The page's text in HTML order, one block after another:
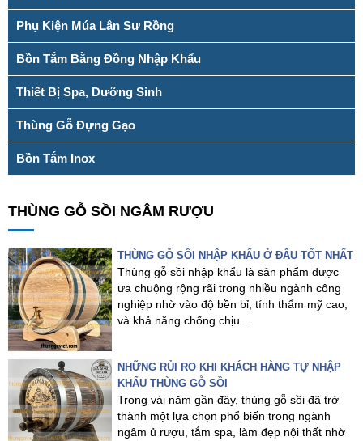
Phụ Kiện Múa Lân Sư Rồng
Bồn Tắm Bằng Đồng Nhập Khẩu
Thiết Bị Spa, Dưỡng Sinh
Thùng Gỗ Đựng Gạo
Bồn Tắm Inox
THÙNG GỖ SỒI NGÂM RƯỢU
THÙNG GỖ SỒI NHẬP KHẨU Ở ĐÂU TỐT NHẤT
Thùng gỗ sồi nhập khẩu là sản phẩm được
ưa chuộng rộng rãi trong nhiều ngành công
nghiệp nhờ vào độ bền bỉ, tính thẩm mỹ cao,
và khả năng chống chịu...
NHỮNG RỦI RO KHI KHÁCH HÀNG TỰ NHẬP
KHẨU THÙNG GỖ SỒI
Trong vài năm gần đây, thùng gỗ sồi đã trở
thành một lựa chọn phổ biến trong ngành
ngâm ủ rượu, tắm spa, làm đẹp nội thất nhờ